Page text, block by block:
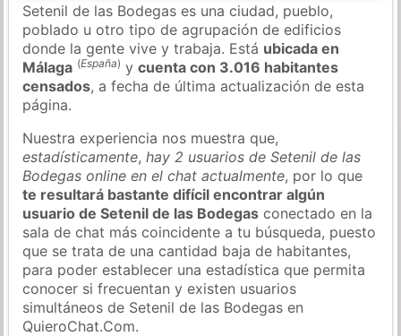
Setenil de las Bodegas es una ciudad, pueblo,
poblado u otro tipo de agrupación de edificios
donde la gente vive y trabaja. Está ubicada en
Málaga (España) ycuenta con 3.016 habitantes
censados, a fecha de última actualización de esta
página.
Nuestra experiencia nos muestra que,
estadísticamente,hay 2 usuarios de Setenil de las
Bodegas online en el chat actualmente, por lo que
te resultará bastante difícil encontrar algún
usuario de Setenil de las Bodegas conectado en la
sala de chat más coincidente a tu búsqueda, puesto
que se trata de una cantidad baja de habitantes,
para poder establecer una estadística que permita
conocer si frecuentan y existen usuarios
simultáneos de Setenil de las Bodegas en
QuieroChat.Com.